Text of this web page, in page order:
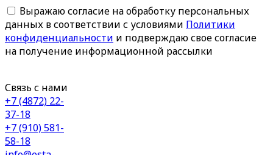
Выражаю согласие на обработку персональных
данных в соответствии с условиями Политики
конфиденциальности и подверждаю свое согласие
на получение информационной рассылки
Связь с нами
+7 (4872) 22-
37-18
+7 (910) 581-
58-18